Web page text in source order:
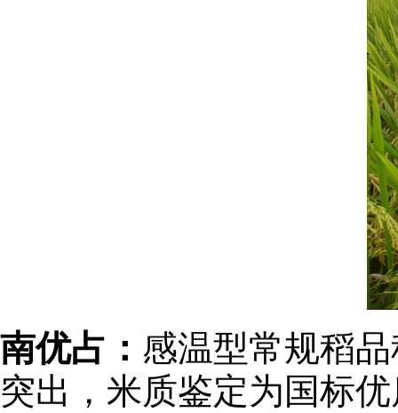
南优占： 感温型常规稻
突出，米质鉴定为国标